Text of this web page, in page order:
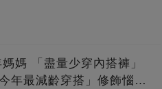
媽 「盡量少穿內搭褲」
年最減齡穿搭」修飾惱人